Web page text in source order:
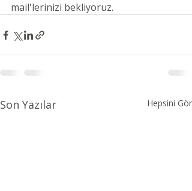
mail'lerinizi bekliyoruz.
Son Yazılar Hepsini Gör